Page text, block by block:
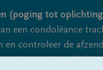
(poging tot
een condoléance
controleer de
echter nooit volledig